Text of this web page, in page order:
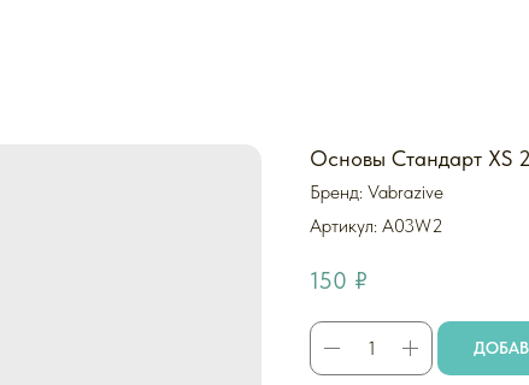
Основы Стандарт XS
Бренд: Vabrazive
Артикул: A03W2
150 ₽